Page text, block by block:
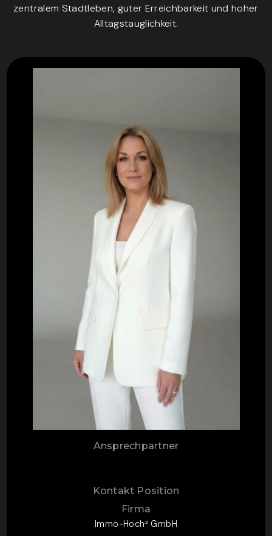
zentralem Stadtleben, guter Erreichbarkeit und hoher
Alltagstauglichkeit.
Ansprechpartner
Kontakt Position
Firma
Immo-Hoch² GmbH